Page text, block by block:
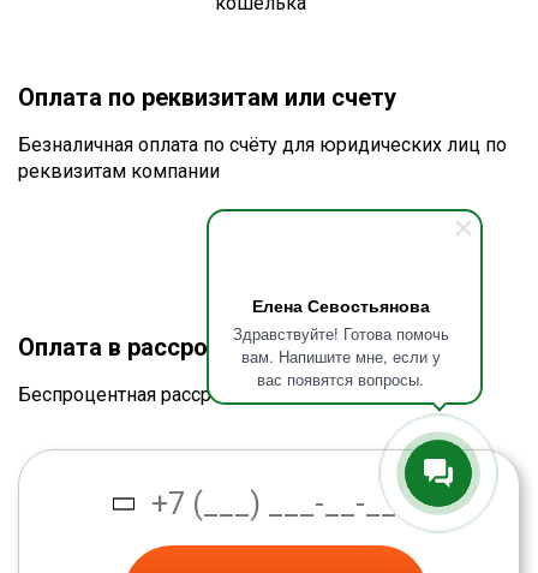
Елена Севостьянова
Здравствуйте! Готова помочь
вам. Напишите мне, если у
вас появятся вопросы.
Оплата по реквизитам или счету
Безналичная оплата по счёту для юридических лиц по
реквизитам компании
Оплата в рассрочку без процентов
Беспроцентная рассрочка от банка